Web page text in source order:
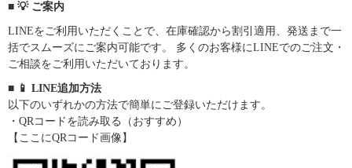
■ 💡 ご案内
LINEをご利用いただくことで、在庫確認から割引適用、発送まで一
括でスムーズにご案内可能です。 多くのお客様にLINEでのご注文・
ご相談をご利用いただいております。
■ 📱 LINE追加方法
以下のいずれかの方法で簡単にご登録いただけます。
・QRコードを読み取る（おすすめ）
【ここにQRコード画像】